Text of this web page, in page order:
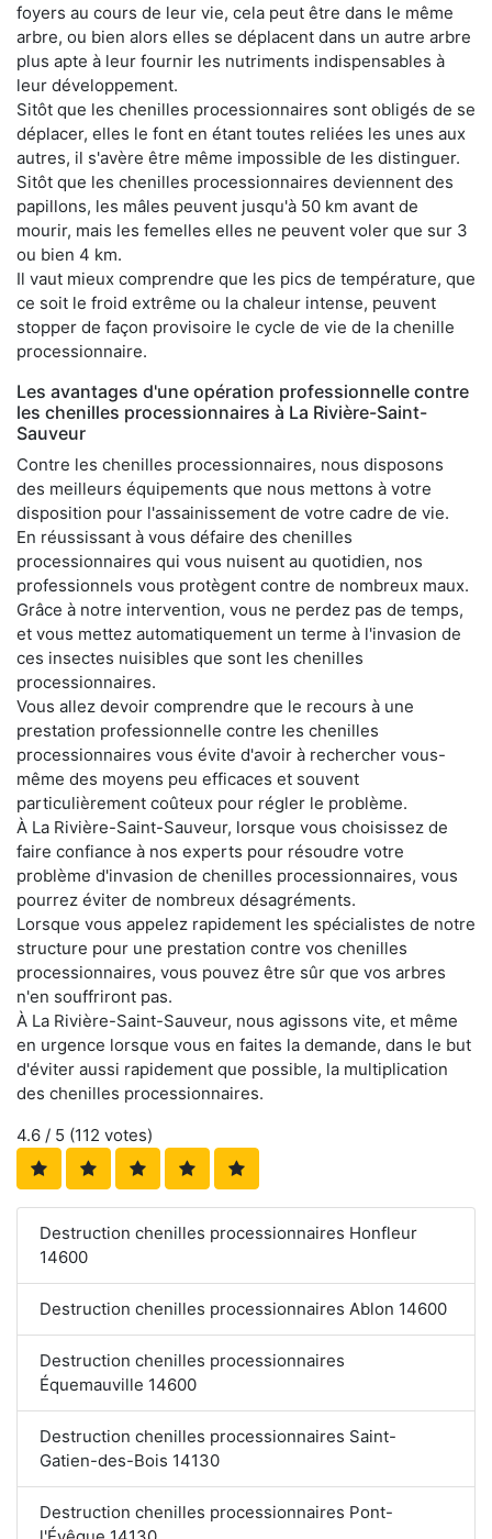
foyers au cours de leur vie, cela peut être dans le même
arbre, ou bien alors elles se déplacent dans un autre arbre
plus apte à leur fournir les nutriments indispensables à
leur développement.
Sitôt que les chenilles processionnaires sont obligés de se
déplacer, elles le font en étant toutes reliées les unes aux
autres, il s'avère être même impossible de les distinguer.
Sitôt que les chenilles processionnaires deviennent des
papillons, les mâles peuvent jusqu'à 50 km avant de
mourir, mais les femelles elles ne peuvent voler que sur 3
ou bien 4 km.
Il vaut mieux comprendre que les pics de température, que
ce soit le froid extrême ou la chaleur intense, peuvent
stopper de façon provisoire le cycle de vie de la chenille
processionnaire.
Les avantages d'une opération professionnelle contre
les chenilles processionnaires à La Rivière-Saint-
Sauveur
Contre les chenilles processionnaires, nous disposons
des meilleurs équipements que nous mettons à votre
disposition pour l'assainissement de votre cadre de vie.
En réussissant à vous défaire des chenilles
processionnaires qui vous nuisent au quotidien, nos
professionnels vous protègent contre de nombreux maux.
Grâce à notre intervention, vous ne perdez pas de temps,
et vous mettez automatiquement un terme à l'invasion de
ces insectes nuisibles que sont les chenilles
processionnaires.
Vous allez devoir comprendre que le recours à une
prestation professionnelle contre les chenilles
processionnaires vous évite d'avoir à rechercher vous-
même des moyens peu efficaces et souvent
particulièrement coûteux pour régler le problème.
À La Rivière-Saint-Sauveur, lorsque vous choisissez de
faire confiance à nos experts pour résoudre votre
problème d'invasion de chenilles processionnaires, vous
pourrez éviter de nombreux désagréments.
Lorsque vous appelez rapidement les spécialistes de notre
structure pour une prestation contre vos chenilles
processionnaires, vous pouvez être sûr que vos arbres
n'en souffriront pas.
À La Rivière-Saint-Sauveur, nous agissons vite, et même
en urgence lorsque vous en faites la demande, dans le but
d'éviter aussi rapidement que possible, la multiplication
des chenilles processionnaires.
4.6 / 5 (112 votes)
Destruction chenilles processionnaires Honfleur
14600
Destruction chenilles processionnaires Ablon 14600
Destruction chenilles processionnaires
Équemauville 14600
Destruction chenilles processionnaires Saint-
Gatien-des-Bois 14130
Destruction chenilles processionnaires Pont-